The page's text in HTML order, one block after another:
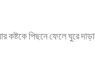
কষ্টকে পিছনে ফেলে ঘুরে